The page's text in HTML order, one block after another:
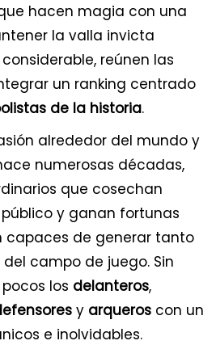
hacen magia con una
la valla invicta
reúnen las
un ranking centrado
de la historia.
alrededor del mundo y
numerosas décadas,
que cosechan
y ganan fortunas
capaces de generar tanto
campo de juego. Sin
los delanteros,
y arqueros con un
e inolvidables.